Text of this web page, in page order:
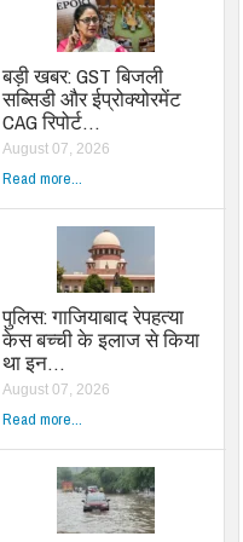
बड़ी खबर: GST बिजली
सब्सिडी और ईप्रोक्योरमेंट
CAG रिपोर्ट…
August 07, 2026
Read more...
पुलिस: गाजियाबाद रेपहत्या
केस बच्ची के इलाज से किया
था इन…
August 07, 2026
Read more...